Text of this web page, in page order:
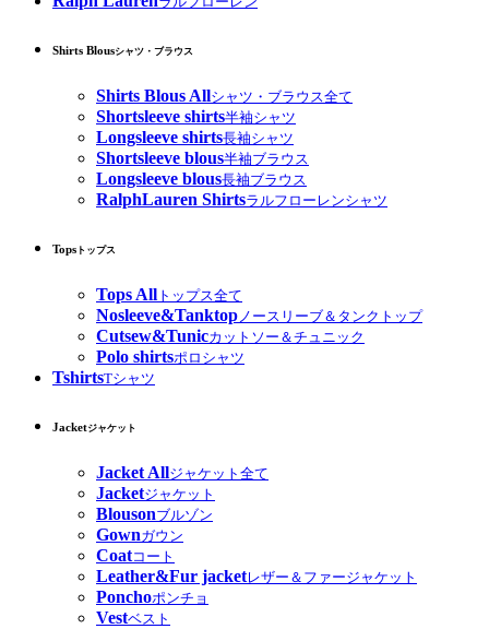
Shirts Blousシャツ・ブラウス
Shirts Blous Allシャツ・ブラウス全て
Shortsleeve shirts半袖シャツ
Longsleeve shirts長袖シャツ
Shortsleeve blous半袖ブラウス
Longsleeve blous長袖ブラウス
RalphLauren Shirtsラルフローレンシャツ
Tops トップス
Tops All トップス全て
Nosleeve&Tanktopノースリーブ＆タンクトップ
Cutsew&Tunicカットソー＆チュニック
Polo shirtsポロシャツ
TshirtsTシャツ
Jacketジャケット
Jacket Allジャケット全て
Jacketジャケット
Blousonブルゾン
Gownガウン
Coatコート
Leather&Fur jacketレザー＆ファージャケット
Ponchoポンチョ
Vestベスト